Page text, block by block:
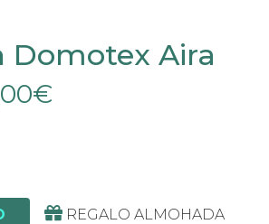
Domotex Aira
€
REGALO ALMOHADA